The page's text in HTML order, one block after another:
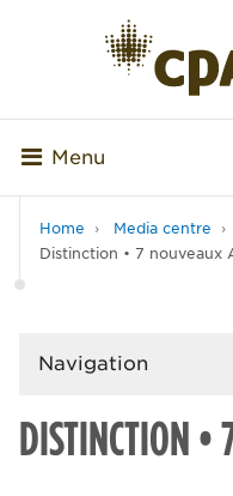
Menu
Home Media centre
Distinction • 7 nouveaux
Navigation
DISTINCTION •